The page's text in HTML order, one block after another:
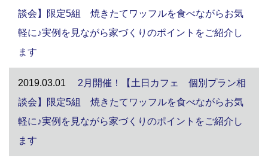
談会】限定5組 焼きたてワッフルを食べながらお気
軽に♪実例を見ながら家づくりのポイントをご紹介し
ます
2019.03.01
2月開催！【土日カフェ 個別プラン相
談会】限定5組 焼きたてワッフルを食べながらお気
軽に♪実例を見ながら家づくりのポイントをご紹介し
ます